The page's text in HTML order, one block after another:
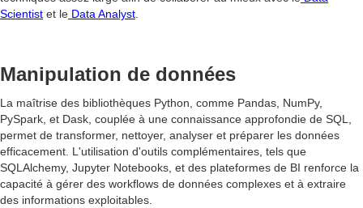
Scientist et le Data Analyst
Manipulation de données
La maîtrise des bibliothèques Python, comme Pandas, NumPy,
PySpark, et Dask, couplée à une connaissance approfondie de SQL,
permet de transformer, nettoyer, analyser et préparer les données
efficacement. L'utilisation d'outils complémentaires, tels que
SQLAlchemy, Jupyter Notebooks, et des plateformes de BI renforce la
capacité à gérer des workflows de données complexes et à extraire
des informations exploitables.